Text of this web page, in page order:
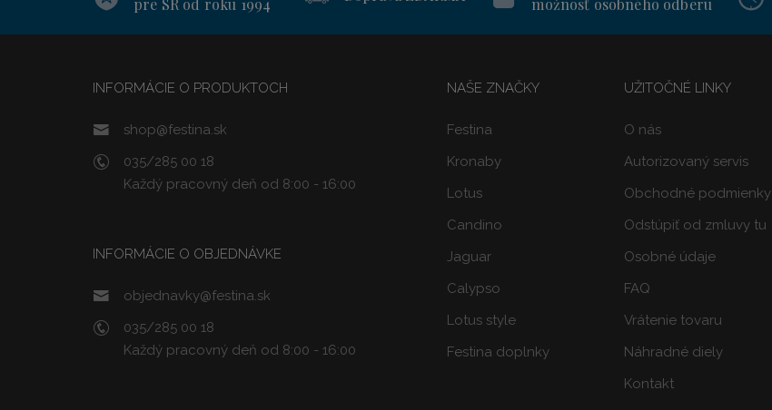
pre SR od roku 1994
možnosť osobného odberu
INFORMÁCIE O PRODUKTOCH
shop@festina.sk
035/285 00 18
Každý pracovný deň od 8:00 - 16:00
INFORMÁCIE O OBJEDNÁVKE
objednavky@festina.sk
035/285 00 18
Každý pracovný deň od 8:00 - 16:00
NAŠE ZNAČKY
Festina
Kronaby
Lotus
Candino
Jaguar
Calypso
Lotus style
Festina doplnky
UŽITOČNÉ LINKY
O nás
Autorizovaný servis
Obchodné podmienky
Odstúpiť od zmluvy tu
Osobné údaje
FAQ
Vrátenie tovaru
Náhradné diely
Kontakt